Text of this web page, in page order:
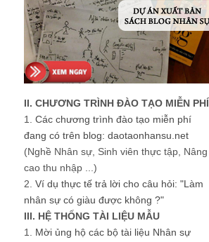
II. CHƯƠNG TRÌNH ĐÀO TẠO MIỄN PHÍ
1. Các chương trình đào tạo miễn phí
đang có trên blog: daotaonhansu.net
(Nghề Nhân sự, Sinh viên thực tập, Nâng
cao thu nhập ...)
2. Ví dụ thực tế trả lời cho câu hỏi: "Làm
nhân sự có giàu được không ?"
III. HỆ THỐNG TÀI LIỆU MẪU
1. Mời ủng hộ các bộ tài liệu Nhân sự